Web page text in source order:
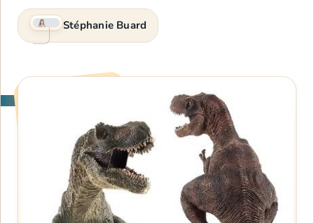
Stéphanie Buard